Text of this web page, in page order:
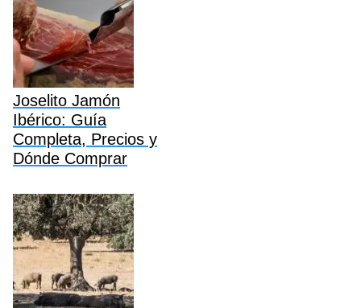
Joselito Jamón
Ibérico: Guía
Completa, Precios y
Dónde Comprar